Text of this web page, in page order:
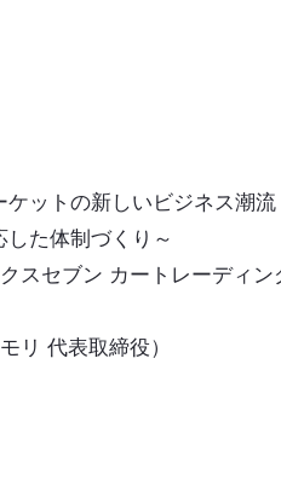
ットの新しいビジネス潮流
た体制づくり～
スセブン カートレーディ
代表取締役）